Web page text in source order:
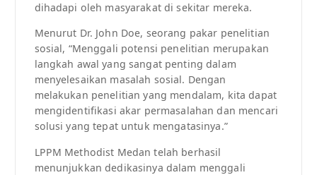
dihadapi oleh masyarakat di sekitar mereka.
Menurut Dr. John Doe, seorang pakar penelitian
sosial, “Menggali potensi penelitian merupakan
langkah awal yang sangat penting dalam
menyelesaikan masalah sosial. Dengan
melakukan penelitian yang mendalam, kita dapat
mengidentifikasi akar permasalahan dan mencari
solusi yang tepat untuk mengatasinya.”
LPPM Methodist Medan telah berhasil
menunjukkan dedikasinya dalam menggali